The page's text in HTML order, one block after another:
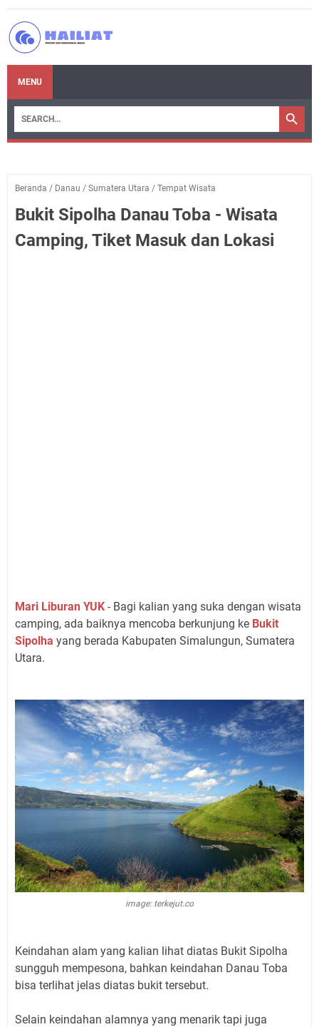
MENU
Beranda / Danau / Sumatera Utara / Tempat Wisata
Bukit Sipolha Danau Toba - Wisata
Camping, Tiket Masuk dan Lokasi
Mari Liburan YUK - Bagi kalian yang suka dengan wisata
camping, ada baiknya mencoba berkunjung ke Bukit
Sipolha yang berada Kabupaten Simalungun, Sumatera
Utara.
image: terkejut.co
Keindahan alam yang kalian lihat diatas Bukit Sipolha
sungguh mempesona, bahkan keindahan Danau Toba
bisa terlihat jelas diatas bukit tersebut.
Selain keindahan alamnya yang menarik tapi juga